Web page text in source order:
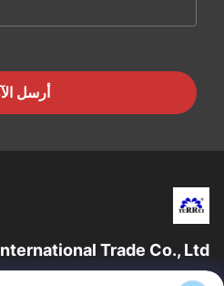
أرسل
Trade Co., Ltd.